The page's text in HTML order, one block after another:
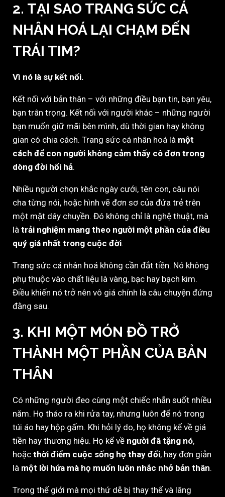
2. TẠI SAO TRANG SỨC CÁ
NHÂN HOÁ LẠI CHẠM ĐẾN
TRÁI TIM?
Vì nó là sự kết nối.
Kết nối với bản thân – với những điều bạn tin, bạn yêu,
bạn trân trọng. Kết nối với người khác – những người
bạn muốn giữ mãi bên mình, dù thời gian hay không
gian có chia cách. Trang sức cá nhân hoá là một
cách để con người không cảm thấy cô đơn trong
dòng đời hối hả.
Nhiều người chọn khắc ngày cưới, tên con, câu nói
cha từng nói, hoặc hình vẽ đơn sơ của đứa trẻ trên
một mặt dây chuyền. Đó không chỉ là nghệ thuật, mà
là trải nghiệm mang theo người một phần của điều
quý giá nhất trong cuộc đời.
Trang sức cá nhân hoá không cần đắt tiền. Nó không
phụ thuộc vào chất liệu là vàng, bạc hay bạch kim.
Điều khiến nó trở nên vô giá chính là câu chuyện đứng
đằng sau.
3. KHI MỘT MÓN ĐỒ TRỞ
THÀNH MỘT PHẦN CỦA BẢN
THÂN
Có những người đeo cùng một chiếc nhẫn suốt nhiều
năm. Họ tháo ra khi rửa tay, nhưng luôn để nó trong
túi áo hay hộp gấm. Khi hỏi lý do, họ không kể về giá
tiền hay thương hiệu. Họ kể về người đã tặng nó,
hoặc thời điểm cuộc sống họ thay đổi, hay đơn giản
là một lời hứa mà họ muốn luôn nhắc nhở bản thân.
Trong thế giới mà mọi thứ dễ bị thay thế và lãng